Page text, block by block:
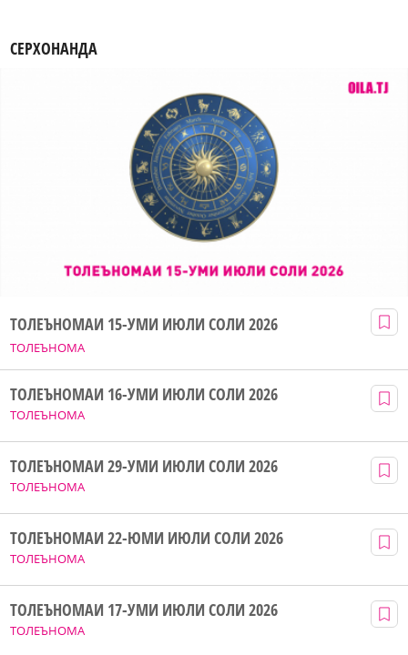
СЕРХОНАНДА
ТОЛЕЪНОМА
ТОЛЕЪНОМАИ 15-УМИ ИЮЛИ СОЛИ 2026
ТОЛЕЪНОМА
ТОЛЕЪНОМАИ 16-УМИ ИЮЛИ СОЛИ 2026
ТОЛЕЪНОМА
ТОЛЕЪНОМАИ 29-УМИ ИЮЛИ СОЛИ 2026
ТОЛЕЪНОМА
ТОЛЕЪНОМАИ 22-ЮМИ ИЮЛИ СОЛИ 2026
ТОЛЕЪНОМА
ТОЛЕЪНОМАИ 17-УМИ ИЮЛИ СОЛИ 2026